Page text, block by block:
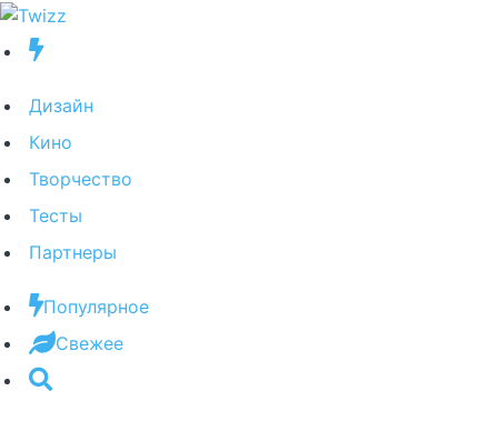
Дизайн
Кино
Творчество
Тесты
Партнеры
Популярное
Свежее